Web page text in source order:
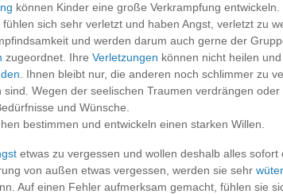
können Kinder eine große Verkrampfung entwickeln.
sich sehr verletzt und haben Angst, verletzt zu
und werden darum auch gerne der
zugeordnet. IhreVerletzungen können nicht heilen
. Ihnen bleibt nur, die anderen noch schlimmer zu
sind. Wegen der seelischen Traumen verdrängen oder
und Wünsche.
bestimmen und entwickeln einen starken Willen.
etwas zu vergessen und wollen deshalb alles sofort
von außen etwas vergessen, werden sie sehr
Auf einen Fehler aufmerksam gemacht, fühlen sie